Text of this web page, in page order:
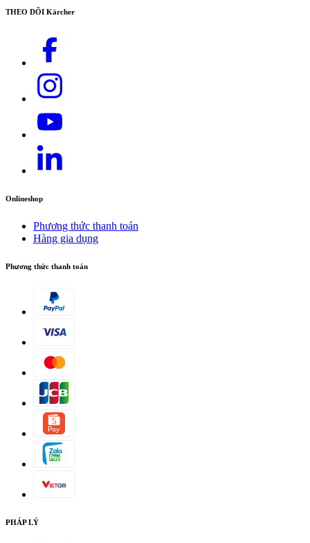
THEO DÕI Kärcher
Onlineshop
Phương thức thanh toán
Hàng gia dụng
Phương thức thanh toán
PHÁP LÝ